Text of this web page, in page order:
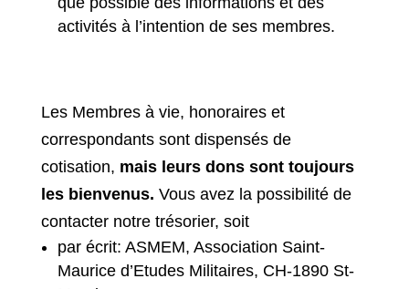
activités à l’intention de ses membres.
Les Membres à vie, honoraires et
correspondants sont dispensés de
cotisation, mais leurs dons sont toujours
les bienvenus. Vous avez la possibilité de
contacter notre trésorier, soit
par écrit: ASMEM, Association Saint-
Maurice d’Etudes Militaires, CH-1890 St-